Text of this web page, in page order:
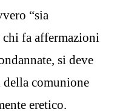
“sia
chi fa affermazioni
si deve
comunione
eretico.